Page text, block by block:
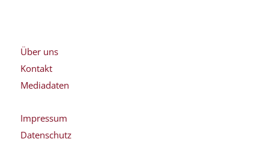
Über uns
Kontakt
Mediadaten
Impressum
Datenschutz